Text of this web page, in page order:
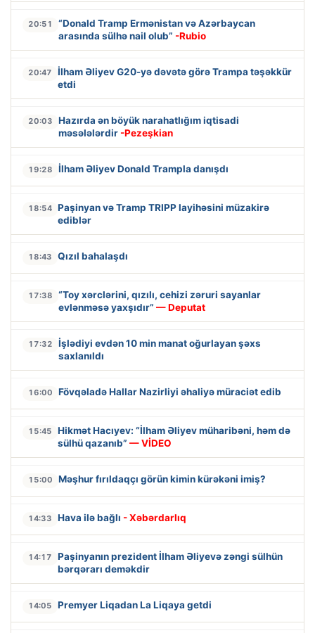
20:51
“Donald Tramp Ermənistan və Azərbaycan
arasında sülhə nail olub” -Rubio
20:47
İlham Əliyev G20-yə dəvətə görə Trampa təşəkkür
etdi
20:03
Hazırda ən böyük narahatlığım iqtisadi
məsələlərdir -Pezeşkian
19:28 İlham Əliyev Donald Trampla danışdı
18:54 Paşinyan və Tramp TRIPP layihəsini müzakirə
ediblər
18:43 Qızıl bahalaşdı
17:38
“Toy xərclərini, qızılı, cehizi zəruri sayanlar
evlənməsə yaxşıdır” — Deputat
17:32
İşlədiyi evdən 10 min manat oğurlayan şəxs
saxlanıldı
16:00 Fövqəladə Hallar Nazirliyi əhaliyə müraciət edib
15:45
Hikmət Hacıyev: “İlham Əliyev müharibəni, həm də
sülhü qazanıb” — VİDEO
15:00 Məşhur fırıldaqçı görün kimin kürəkəni imiş?
14:33 Hava ilə bağlı - Xəbərdarlıq
14:17
Paşinyanın prezident İlham Əliyevə zəngi sülhün
bərqərarı deməkdir
14:05 Premyer Liqadan La Liqaya getdi